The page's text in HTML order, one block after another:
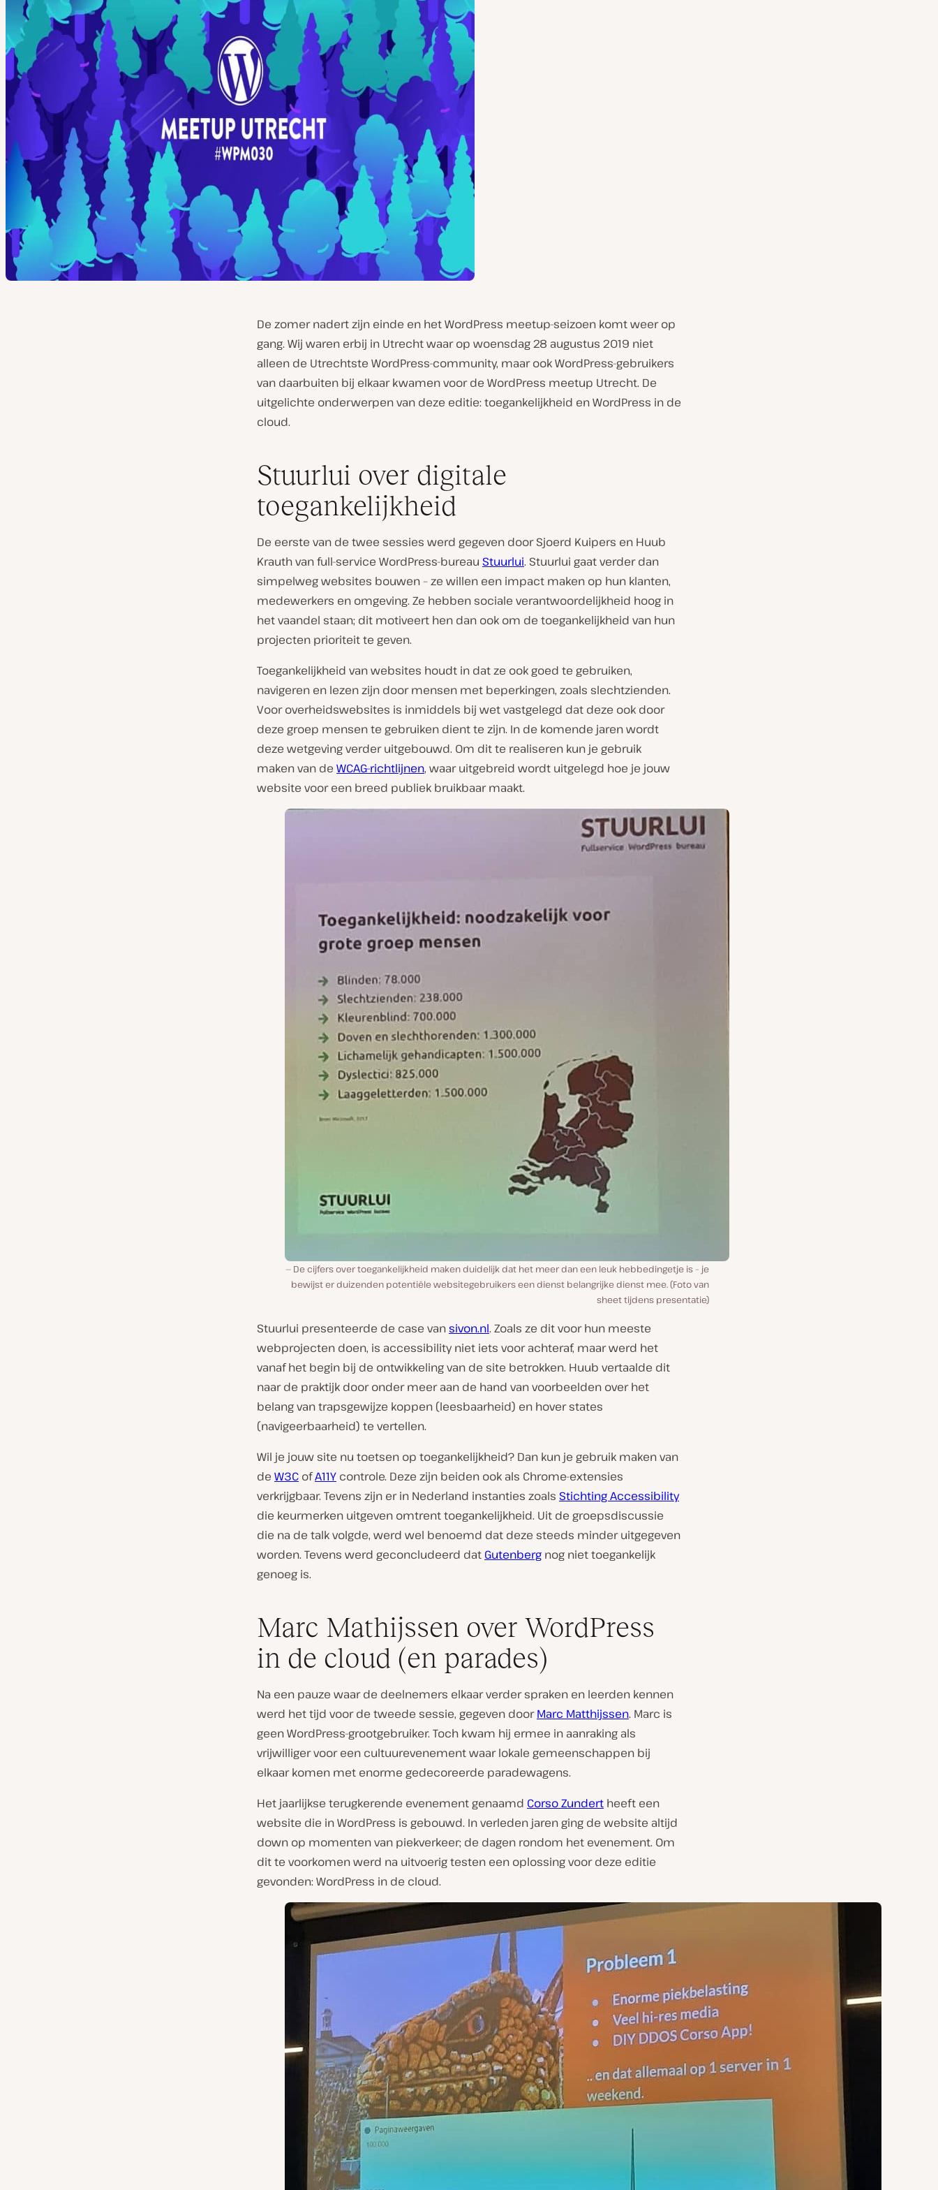
De zomer nadert zijn einde en het WordPress meetup-seizoen komt weer op
gang. Wij waren erbij in Utrecht waar op woensdag 28 augustus 2019 niet
alleen de Utrechtste WordPress-community, maar ook WordPress-gebruikers
van daarbuiten bij elkaar kwamen voor de WordPress meetup Utrecht. De
uitgelichte onderwerpen van deze editie: toegankelijkheid en WordPress in de
cloud.
Stuurlui over digitale
toegankelijkheid
De eerste van de twee sessies werd gegeven door Sjoerd Kuipers en Huub
Krauth van full-service WordPress-bureau Stuurlui. Stuurlui gaat verder dan
simpelweg websites bouwen – ze willen een impact maken op hun klanten,
medewerkers en omgeving. Ze hebben sociale verantwoordelijkheid hoog in
het vaandel staan; dit motiveert hen dan ook om de toegankelijkheid van hun
projecten prioriteit te geven.
Toegankelijkheid van websites houdt in dat ze ook goed te gebruiken,
navigeren en lezen zijn door mensen met beperkingen, zoals slechtzienden.
Voor overheidswebsites is inmiddels bij wet vastgelegd dat deze ook door
deze groep mensen te gebruiken dient te zijn. In de komende jaren wordt
deze wetgeving verder uitgebouwd. Om dit te realiseren kun je gebruik
maken van de WCAG-richtlijnen, waar uitgebreid wordt uitgelegd hoe je jouw
website voor een breed publiek bruikbaar maakt.
De cijfers over toegankelijkheid maken duidelijk dat het meer dan een leuk hebbedingetje is – je
bewijst er duizenden potentiële websitegebruikers een dienst belangrijke dienst mee. (Foto van
sheet tijdens presentatie)
Stuurlui presenteerde de case vansivon.nl. Zoals ze dit voor hun meeste
webprojecten doen, is accessibility niet iets voor achteraf, maar werd het
vanaf het begin bij de ontwikkeling van de site betrokken. Huub vertaalde dit
naar de praktijk door onder meer aan de hand van voorbeelden over het
belang van trapsgewijze koppen (leesbaarheid) en hover states
(navigeerbaarheid) te vertellen.
Wil je jouw site nu toetsen op toegankelijkheid? Dan kun je gebruik maken van
de W3C ofA11Y controle. Deze zijn beiden ook als Chrome-extensies
verkrijgbaar. Tevens zijn er in Nederland instanties zoals Stichting Accessibility
die keurmerken uitgeven omtrent toegankelijkheid. Uit de groepsdiscussie
die na de talk volgde, werd wel benoemd dat deze steeds minder uitgegeven
worden. Tevens werd geconcludeerd dat Gutenberg nog niet toegankelijk
genoeg is.
Marc Mathijssen over WordPress
in de cloud (en parades)
Na een pauze waar de deelnemers elkaar verder spraken en leerden kennen
werd het tijd voor de tweede sessie, gegeven doorMarc Matthijssen. Marc is
geen WordPress-grootgebruiker. Toch kwam hij ermee in aanraking als
vrijwilliger voor een cultuurevenement waar lokale gemeenschappen bij
elkaar komen met enorme gedecoreerde paradewagens.
Het jaarlijkse terugkerende evenement genaamd Corso Zundert heeft een
website die in WordPress is gebouwd. In verleden jaren ging de website altijd
down op momenten van piekverkeer; de dagen rondom het evenement. Om
dit te voorkomen werd na uitvoerig testen een oplossing voor deze editie
gevonden: WordPress in de cloud.